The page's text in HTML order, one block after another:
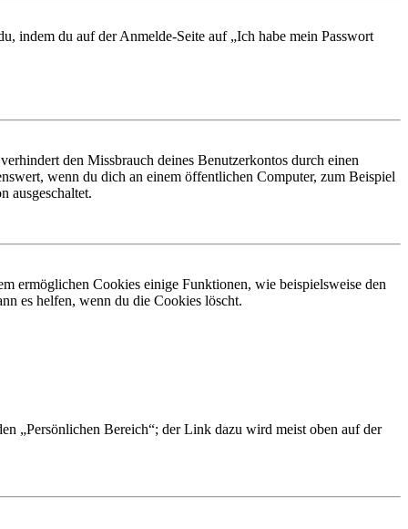
indem du auf der Anmelde-Seite auf „Ich habe mein Passwort
den Missbrauch deines Benutzerkontos durch einen
wenn du dich an einem öffentlichen Computer, zum Beispiel
ausgeschaltet.
ermöglichen Cookies einige Funktionen, wie beispielsweise den
es helfen, wenn du die Cookies löscht.
„Persönlichen Bereich“; der Link dazu wird meist oben auf der